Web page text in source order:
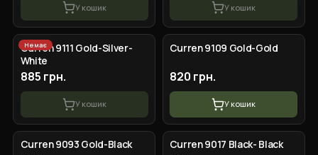
У кошик У кошик
Немає
Сurren 9111 Gold-Silver-
White
885 грн.
У кошик
Сurren 9109 Gold-Gold
820 грн.
У кошик
Curren 9093 Gold-Black Curren 9017 Black- Black